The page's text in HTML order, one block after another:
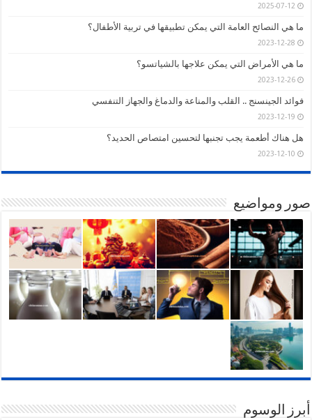
2025-07-12
ما هي النصائح العامة التي يمكن تطبيقها في تربية الأطفال؟
2023-12-28
ما هي الأمراض التي يمكن علاجها بالشياتسو؟
2023-12-26
فوائد الجينسنج .. القلب والمناعة والدماغ والجهاز التنفسي
2023-12-19
هل هناك أطعمة يجب تجنبها لتحسين امتصاص الحديد؟
2023-12-10
صور ومواضيع
أبرز الوسوم